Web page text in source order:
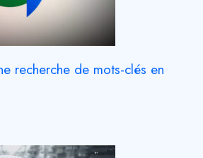
recherche de mots-clés en